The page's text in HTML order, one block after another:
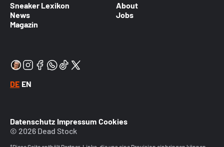
Sneaker Lexikon
News
Magazin
About
Jobs
DE EN
Datenschutz Impressum Cookies
© 2026 Dead Stock